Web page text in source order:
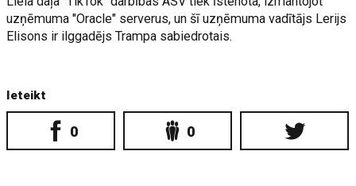
uzņēmuma "Oracle" serverus, un šī uzņēmuma vadītājs Lerijs
Elisons ir ilggadējs Trampa sabiedrotais.
Ieteikt
0 0